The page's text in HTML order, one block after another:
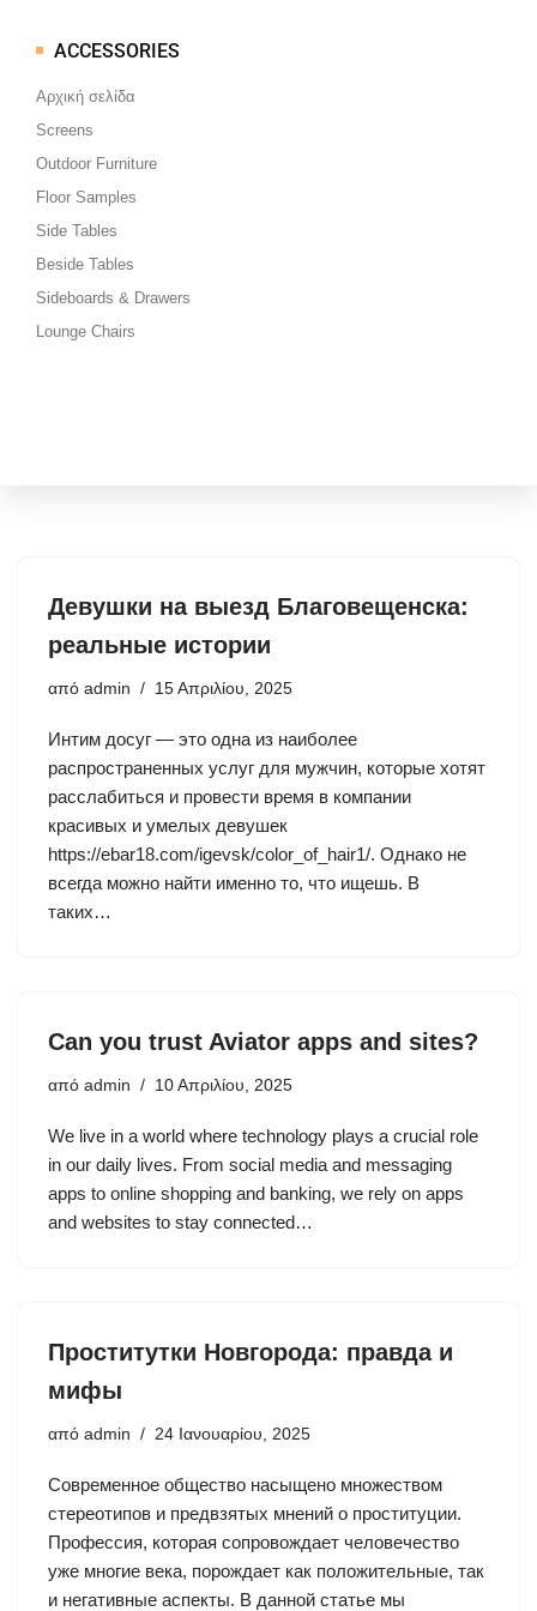
Μεταπηδήστε
στο
περιεχόμενο
ACCESSORIES
Αρχική σελίδα
Screens
Outdoor Furniture
Floor Samples
Side Tables
Beside Tables
Sideboards & Drawers
Lounge Chairs
Девушки на выезд Благовещенска:
реальные истории
από admin 15 Απριλίου, 2025
Интим досуг — это одна из наиболее
распространенных услуг для мужчин, которые хотят
расслабиться и провести время в компании
красивых и умелых девушек
https://ebar18.com/igevsk/color_of_hair1/. Однако не
всегда можно найти именно то, что ищешь. В
таких…
Can you trust Aviator apps and sites?
από admin 10 Απριλίου, 2025
We live in a world where technology plays a crucial role
in our daily lives. From social media and messaging
apps to online shopping and banking, we rely on apps
and websites to stay connected…
Проститутки Новгорода: правда и
мифы
από admin 24 Ιανουαρίου, 2025
Современное общество насыщено множеством
стереотипов и предвзятых мнений о проституции.
Профессия, которая сопровождает человечество
уже многие века, порождает как положительные, так
и негативные аспекты. В данной статье мы